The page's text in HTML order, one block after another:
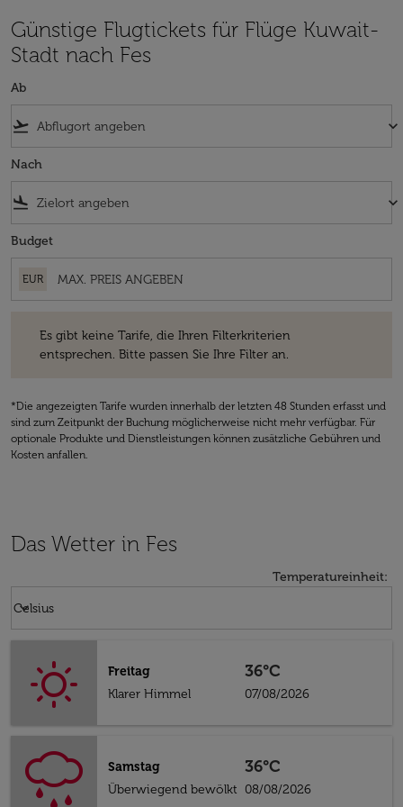
Günstige Flugtickets für Flüge Kuwait-
Stadt nach Fes
Ab
flight_takeoff keyboard_arrow_down
Nach
flight_land keyboard_arrow_down
Budget
EUR
Es gibt keine Tarife, die Ihren Filterkriterien
entsprechen. Bitte passen Sie Ihre Filter an.
*Die angezeigten Tarife wurden innerhalb der letzten 48 Stunden erfasst und
sind zum Zeitpunkt der Buchung möglicherweise nicht mehr verfügbar. Für
optionale Produkte und Dienstleistungen können zusätzliche Gebühren und
Kosten anfallen.
Das Wetter in Fes
Temperatureinheit:
Celsius
keyboard_arrow_down
Freitag
Klarer Himmel
36°C
07/08/2026
Samstag
Überwiegend bewölkt
36°C
08/08/2026